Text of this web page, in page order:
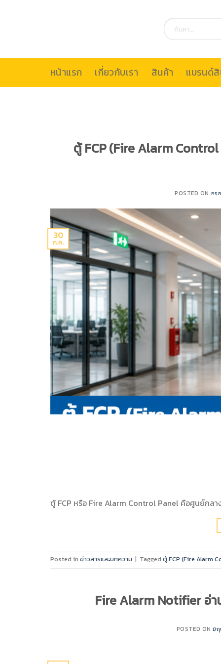
ค้นหา:
หน้าแรก เกี่ยวกับเรา สินค้า แบรนด์
ตู้ FCP (Fire Alarm
POSTED ON กร
30
ก.ค.
ตู้ FCP หรือ Fire Alarm Control Panel คือศูนย์กลา
Posted in ข่าวสารและบทความ | Tagged ตู้ FCP (Fire Alarm
Fire Alarm Notifier อ่า
POSTED ONมิ